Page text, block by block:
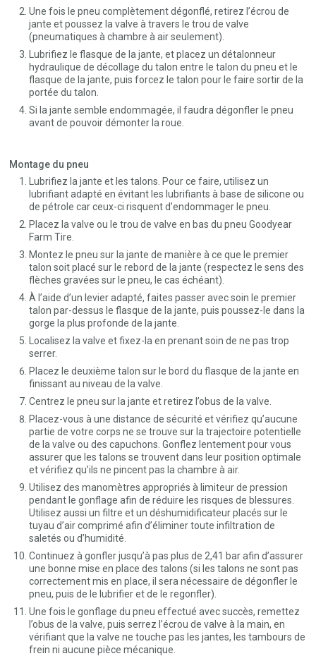
Une fois le pneu complètement dégonflé, retirez l’écrou de
jante et poussez la valve à travers le trou de valve
(pneumatiques à chambre à air seulement).
Lubrifiez le flasque de la jante, et placez un détalonneur
hydraulique de décollage du talon entre le talon du pneu et le
flasque de la jante, puis forcez le talon pour le faire sortir de la
portée du talon.
Si la jante semble endommagée, il faudra dégonfler le pneu
avant de pouvoir démonter la roue.
Montage du pneu
Lubrifiez la jante et les talons. Pour ce faire, utilisez un
lubrifiant adapté en évitant les lubrifiants à base de silicone ou
de pétrole car ceux-ci risquent d’endommager le pneu.
Placez la valve ou le trou de valve en bas du pneu Goodyear
Farm Tire.
Montez le pneu sur la jante de manière à ce que le premier
talon soit placé sur le rebord de la jante (respectez le sens des
flèches gravées sur le pneu, le cas échéant).
À l’aide d’un levier adapté, faites passer avec soin le premier
talon par-dessus le flasque de la jante, puis poussez-le dans la
gorge la plus profonde de la jante.
Localisez la valve et fixez-la en prenant soin de ne pas trop
serrer.
Placez le deuxième talon sur le bord du flasque de la jante en
finissant au niveau de la valve.
Centrez le pneu sur la jante et retirez l’obus de la valve.
Placez-vous à une distance de sécurité et vérifiez qu’aucune
partie de votre corps ne se trouve sur la trajectoire potentielle
de la valve ou des capuchons. Gonflez lentement pour vous
assurer que les talons se trouvent dans leur position optimale
et vérifiez qu’ils ne pincent pas la chambre à air.
Utilisez des manomètres appropriés à limiteur de pression
pendant le gonflage afin de réduire les risques de blessures.
Utilisez aussi un filtre et un déshumidificateur placés sur le
tuyau d’air comprimé afin d’éliminer toute infiltration de
saletés ou d’humidité.
Continuez à gonfler jusqu’à pas plus de 2,41 bar afin d’assurer
une bonne mise en place des talons (si les talons ne sont pas
correctement mis en place, il sera nécessaire de dégonfler le
pneu, puis de le lubrifier et de le regonfler).
Une fois le gonflage du pneu effectué avec succès, remettez
l’obus de la valve, puis serrez l’écrou de valve à la main, en
vérifiant que la valve ne touche pas les jantes, les tambours de
frein ni aucune pièce mécanique.